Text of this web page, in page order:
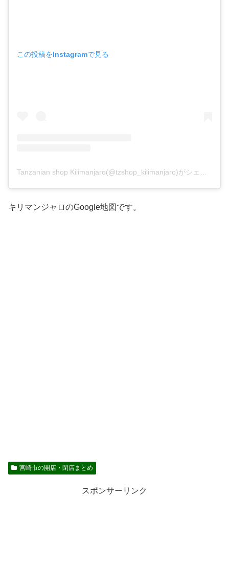
この投稿をInstagramで見る
キリマンジャロのGoogle地図です。
宮崎市の開店・閉店まとめ
スポンサーリンク